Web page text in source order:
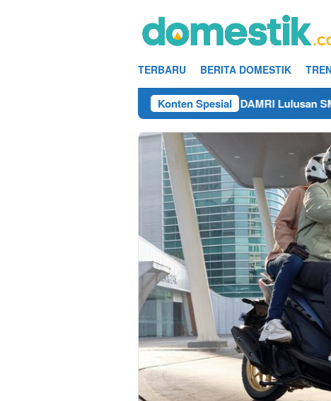
TERBARU BERITA DOMESTIK
Konten Spesial
Info Kerja Teknisi/Mekanik DAMRI Lulusan SMA/